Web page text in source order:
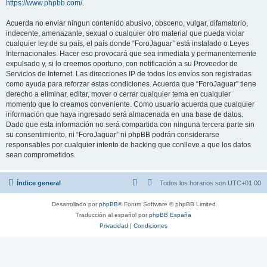
https://www.phpbb.com/.
Acuerda no enviar ningun contenido abusivo, obsceno, vulgar, difamatorio,
indecente, amenazante, sexual o cualquier otro material que pueda violar
cualquier ley de su país, el país donde “ForoJaguar” está instalado o Leyes
Internacionales. Hacer eso provocará que sea inmediata y permanentemente
expulsado y, si lo creemos oportuno, con notificación a su Proveedor de
Servicios de Internet. Las direcciones IP de todos los envíos son registradas
como ayuda para reforzar estas condiciones. Acuerda que “ForoJaguar” tiene
derecho a eliminar, editar, mover o cerrar cualquier tema en cualquier
momento que lo creamos conveniente. Como usuario acuerda que cualquier
información que haya ingresado será almacenada en una base de datos.
Dado que esta información no será compartida con ninguna tercera parte sin
su consentimiento, ni “ForoJaguar” ni phpBB podrán considerarse
responsables por cualquier intento de hacking que conlleve a que los datos
sean comprometidos.
Índice general Todos los horarios son UTC+01:00
Desarrollado porphpBB® Forum Software © phpBB Limited
Traducción al español porphpBB España
Privacidad | Condiciones